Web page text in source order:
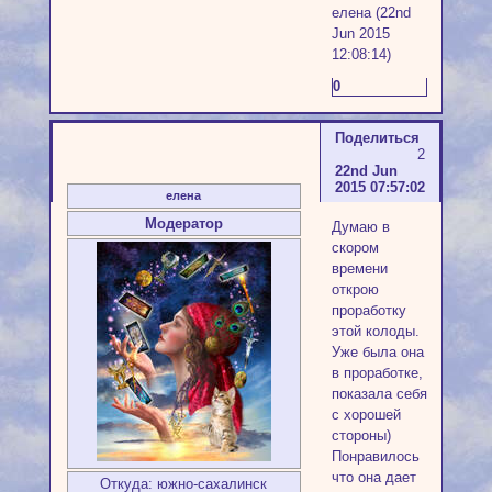
елена (22nd
Jun 2015
12:08:14)
0
Поделиться
2
22nd Jun
2015 07:57:02
елена
Модератор
Откуда: южно-сахалинск
Думаю в
скором
времени
открою
проработку
этой колоды.
Уже была она
в проработке,
показала себя
с хорошей
стороны)
Понравилось
что она дает